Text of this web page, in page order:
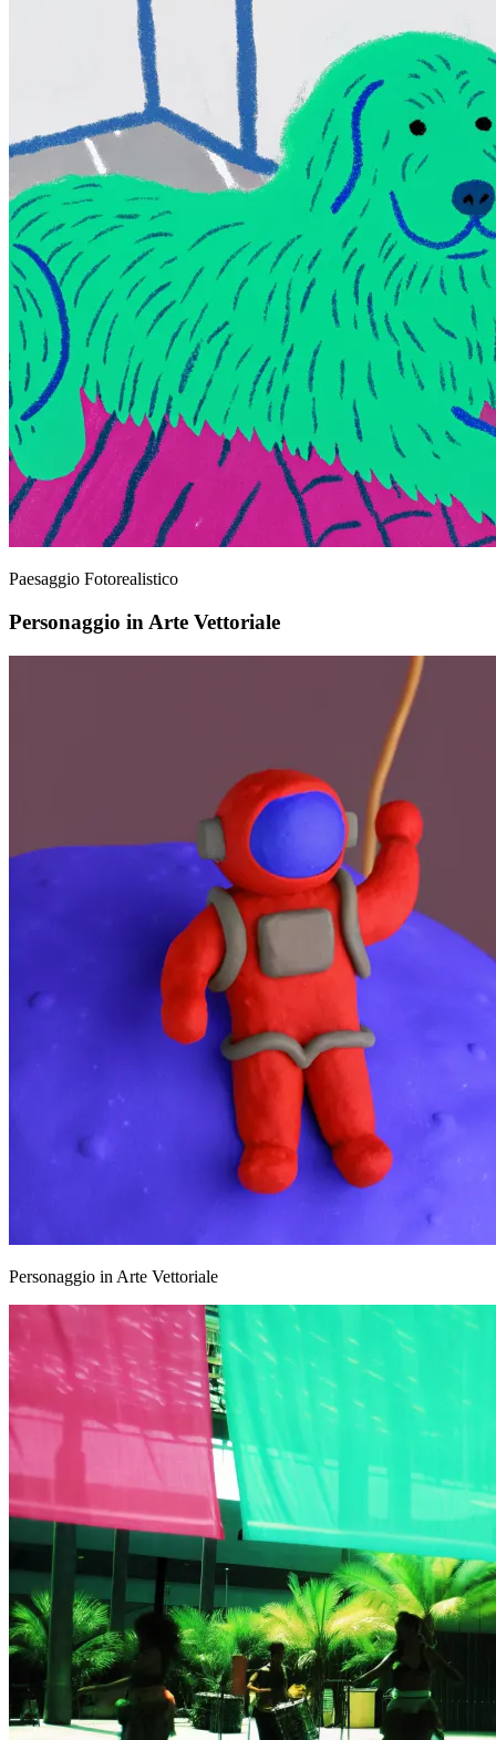
Paesaggio Fotorealistico
Personaggio in Arte Vettoriale
Personaggio in Arte Vettoriale